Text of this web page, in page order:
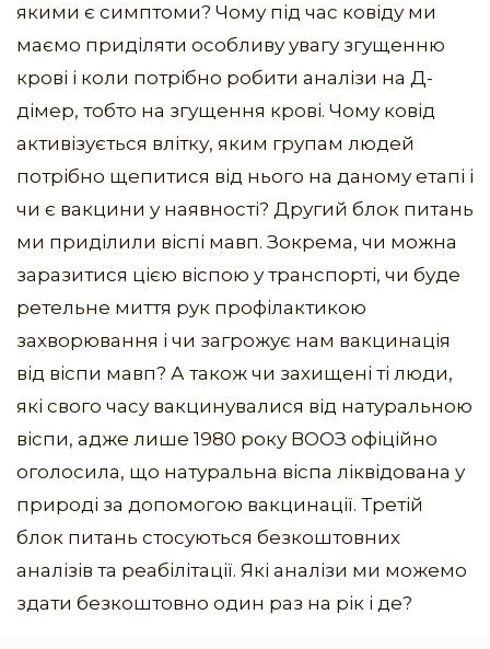
якими є симптоми? Чому під час ковіду ми
маємо приділяти особливу увагу згущенню
крові і коли потрібно робити аналізи на Д-
дімер, тобто на згущення крові. Чому ковід
активізується влітку, яким групам людей
потрібно щепитися від нього на даному етапі і
чи є вакцини у наявності? Другий блок питань
ми приділили віспі мавп. Зокрема, чи можна
заразитися цією віспою у транспорті, чи буде
ретельне миття рук профілактикою
захворювання і чи загрожує нам вакцинація
від віспи мавп? А також чи захищені ті люди,
які свого часу вакцинувалися від натуральною
віспи, адже лише 1980 року ВООЗ офіційно
оголосила, що натуральна віспа ліквідована у
природі за допомогою вакцинації. Третій
блок питань стосуються безкоштовних
аналізів та реабілітації. Які аналізи ми можемо
здати безкоштовно один раз на рік і де?